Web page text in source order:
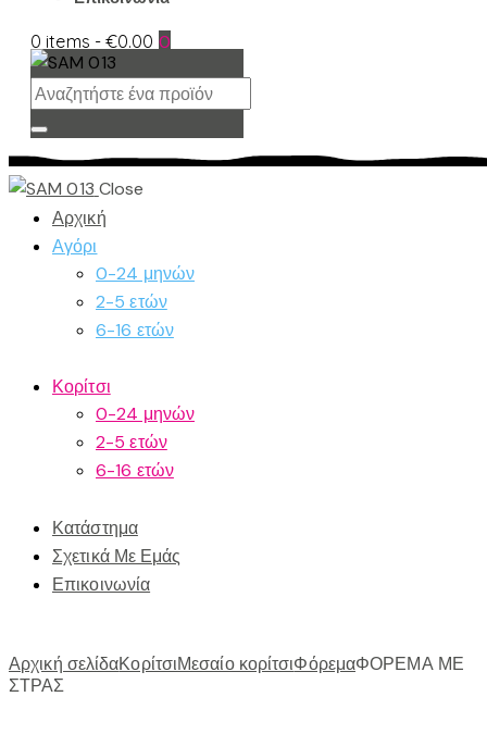
0 items -€0.00 0
Close
Αρχική
Αγόρι
0-24 μηνών
2-5 ετών
6-16 ετών
Κορίτσι
0-24 μηνών
2-5 ετών
6-16 ετών
Κατάστημα
Σχετικά Με Εμάς
Επικοινωνία
Αρχική σελίδαΚορίτσιΜεσαίο κορίτσιΦόρεμαΦΟΡΕΜΑ ΜΕ
ΣΤΡΑΣ